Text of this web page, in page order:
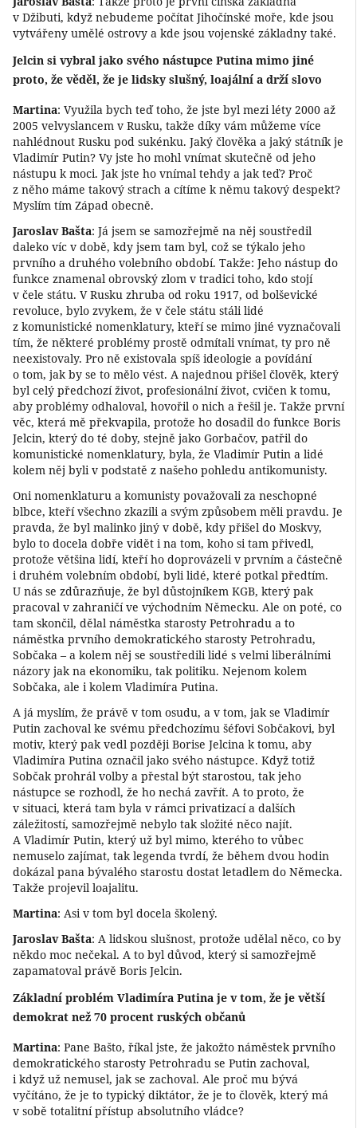
v Džibuti, když nebudeme počítat Jihočínské moře, kde jsou
vytvářeny umělé ostrovy a kde jsou vojenské základny také.
Jelcin si vybral jako svého nástupce Putina mimo jiné
proto, že věděl, že je lidsky slušný, loajální a drží slovo
Martina: Využila bych teď toho, že jste byl mezi léty 2000 až
2005 velvyslancem v Rusku, takže díky vám můžeme více
nahlédnout Rusku pod sukénku. Jaký člověka a jaký státník je
Vladimír Putin? Vy jste ho mohl vnímat skutečně od jeho
nástupu k moci. Jak jste ho vnímal tehdy a jak teď? Proč
z něho máme takový strach a cítíme k němu takový despekt?
Myslím tím Západ obecně.
Jaroslav Bašta: Já jsem se samozřejmě na něj soustředil
daleko víc v době, kdy jsem tam byl, což se týkalo jeho
prvního a druhého volebního období. Takže: Jeho nástup do
funkce znamenal obrovský zlom v tradici toho, kdo stojí
v čele státu. V Rusku zhruba od roku 1917, od bolševické
revoluce, bylo zvykem, že v čele státu stáli lidé
z komunistické nomenklatury, kteří se mimo jiné vyznačovali
tím, že některé problémy prostě odmítali vnímat, ty pro ně
neexistovaly. Pro ně existovala spíš ideologie a povídání
o tom, jak by se to mělo vést. A najednou přišel člověk, který
byl celý předchozí život, profesionální život, cvičen k tomu,
aby problémy odhaloval, hovořil o nich a řešil je. Takže první
věc, která mě překvapila, protože ho dosadil do funkce Boris
Jelcin, který do té doby, stejně jako Gorbačov, patřil do
komunistické nomenklatury, byla, že Vladimír Putin a lidé
kolem něj byli v podstatě z našeho pohledu antikomunisty.
Oni nomenklaturu a komunisty považovali za neschopné
blbce, kteří všechno zkazili a svým způsobem měli pravdu. Je
pravda, že byl malinko jiný v době, kdy přišel do Moskvy,
bylo to docela dobře vidět i na tom, koho si tam přivedl,
protože většina lidí, kteří ho doprovázeli v prvním a částečně
i druhém volebním období, byli lidé, které potkal předtím.
U nás se zdůrazňuje, že byl důstojníkem KGB, který pak
pracoval v zahraničí ve východním Německu. Ale on poté, co
tam skončil, dělal náměstka starosty Petrohradu a to
náměstka prvního demokratického starosty Petrohradu,
Sobčaka – a kolem něj se soustředili lidé s velmi liberálními
názory jak na ekonomiku, tak politiku. Nejenom kolem
Sobčaka, ale i kolem Vladimíra Putina.
A já myslím, že právě v tom osudu, a v tom, jak se Vladimír
Putin zachoval ke svému předchozímu šéfovi Sobčakovi, byl
motiv, který pak vedl později Borise Jelcina k tomu, aby
Vladimíra Putina označil jako svého nástupce. Když totiž
Sobčak prohrál volby a přestal být starostou, tak jeho
nástupce se rozhodl, že ho nechá zavřít. A to proto, že
v situaci, která tam byla v rámci privatizací a dalších
záležitostí, samozřejmě nebylo tak složité něco najít.
A Vladimír Putin, který už byl mimo, kterého to vůbec
nemuselo zajímat, tak legenda tvrdí, že během dvou hodin
dokázal pana bývalého starostu dostat letadlem do Německa.
Takže projevil loajalitu.
Martina: Asi v tom byl docela školený.
Jaroslav Bašta: A lidskou slušnost, protože udělal něco, co by
někdo moc nečekal. A to byl důvod, který si samozřejmě
zapamatoval právě Boris Jelcin.
Základní problém Vladimíra Putina je v tom, že je větší
demokrat než 70 procent ruských občanů
Martina: Pane Bašto, říkal jste, že jakožto náměstek prvního
demokratického starosty Petrohradu se Putin zachoval,
i když už nemusel, jak se zachoval. Ale proč mu bývá
vyčítáno, že je to typický diktátor, že je to člověk, který má
v sobě totalitní přístup absolutního vládce?